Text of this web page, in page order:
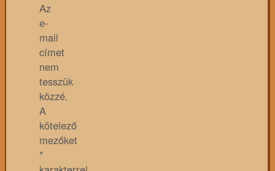
Az
e-
mail
címet
nem
tesszük
közzé.
A
kötelező
mezőket
*